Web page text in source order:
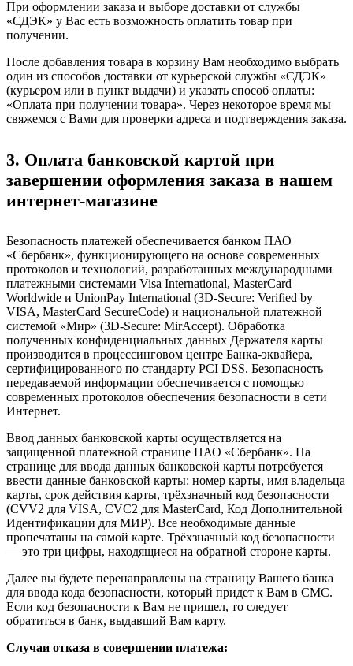
При оформлении заказа и выборе доставки от службы
«СДЭК» у Вас есть возможность оплатить товар при
получении.
После добавления товара в корзину Вам необходимо выбрать
один из способов доставки от курьерской службы «СДЭК»
(курьером или в пункт выдачи) и указать способ оплаты:
«Оплата при получении товара». Через некоторое время мы
свяжемся с Вами для проверки адреса и подтверждения заказа.
3. Оплата банковской картой при
завершении оформления заказа в нашем
интернет-магазине
Безопасность платежей обеспечивается банком ПАО
«Сбербанк», функционирующего на основе современных
протоколов и технологий, разработанных международными
платежными системами Visa International, MasterCard
Worldwide и UnionPay International (3D-Secure: Verified by
VISA, MasterCard SecureCode) и национальной платежной
системой «Мир» (3D-Secure: MirAccept). Обработка
полученных конфиденциальных данных Держателя карты
производится в процессинговом центре Банка-эквайера,
сертифицированного по стандарту PCI DSS. Безопасность
передаваемой информации обеспечивается с помощью
современных протоколов обеспечения безопасности в сети
Интернет.
Ввод данных банковской карты осуществляется на
защищенной платежной странице ПАО «Сбербанк». На
странице для ввода данных банковской карты потребуется
ввести данные банковской карты: номер карты, имя владельца
карты, срок действия карты, трёхзначный код безопасности
(CVV2 для VISA, CVC2 для MasterCard, Код Дополнительной
Идентификации для МИР). Все необходимые данные
пропечатаны на самой карте. Трёхзначный код безопасности
— это три цифры, находящиеся на обратной стороне карты.
Далее вы будете перенаправлены на страницу Вашего банка
для ввода кода безопасности, который придет к Вам в СМС.
Если код безопасности к Вам не пришел, то следует
обратиться в банк, выдавший Вам карту.
Случаи отказа в совершении платежа: